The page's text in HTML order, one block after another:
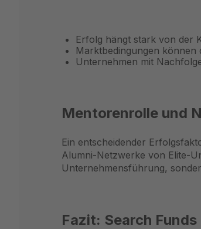
Erfolg hängt stark von der
Marktbedingungen können
Unternehmen mit
Mentorenrolle und
Ein entscheidender
Alumni-Netzwerke von Elite-
Unternehmensführung,
Fazit: Search